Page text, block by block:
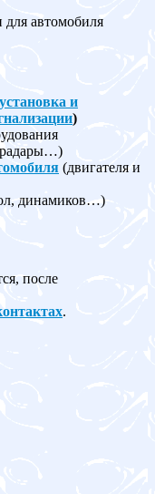
автомобиля
и
)
(двигателя и
динамиков…)
после
.